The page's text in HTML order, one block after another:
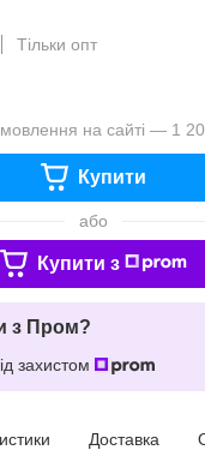
Тільки опт
на сайті — 1
Купити
або
Купити з
з Пром?
захистом
Доставка